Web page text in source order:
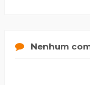
Nenhum